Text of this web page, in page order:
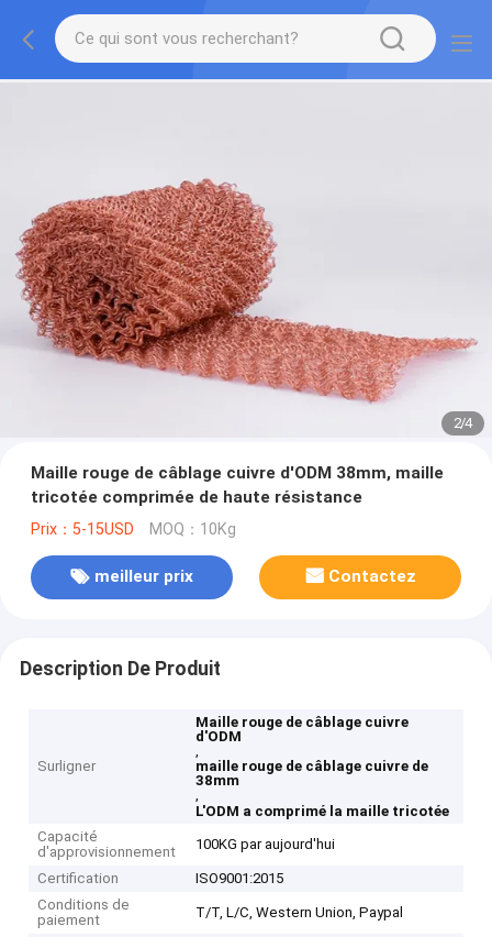
2/4
Maille rouge de câblage cuivre d'ODM 38mm, maille
tricotée comprimée de haute résistance
Prix：5-15USD MOQ：10Kg
meilleur prix Contactez
Description De Produit
Surligner
Maille rouge de câblage cuivre
d'ODM
,
maille rouge de câblage cuivre de
38mm
,
L'ODM a comprimé la maille tricotée
Capacité
d'approvisionnement
100KG par aujourd'hui
Certification
ISO9001:2015
Conditions de
paiement
T/T, L/C, Western Union, Paypal